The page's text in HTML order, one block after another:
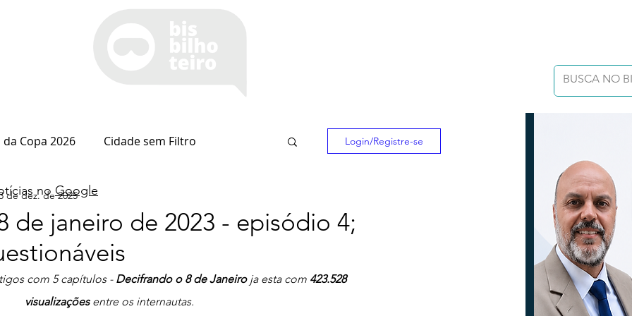
Copa 2026 Cidade sem Filtro
Espaço Itaipu
Esportes Coluna do Nolasco
(Im)pertinências Economia
Login/Registre-se
de janeiro de 2023 - episódio 4;
de dez. de 2025
com 5 capítulos - Decifrando o 8 de Janeiro ja esta com 423.528
visualizações entre os internautas.
no Google